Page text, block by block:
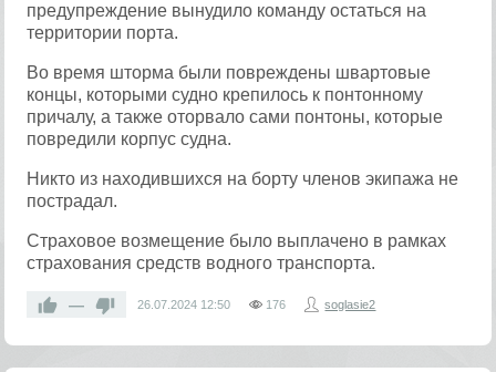
предупреждение вынудило команду остаться на
территории порта.
Во время шторма были повреждены швартовые
концы, которыми судно крепилось к понтонному
причалу, а также оторвало сами понтоны, которые
повредили корпус судна.
Никто из находившихся на борту членов экипажа не
пострадал.
Страховое возмещение было выплачено в рамках
страхования средств водного транспорта.
— 26.07.2024 12:50 176 soglasie2